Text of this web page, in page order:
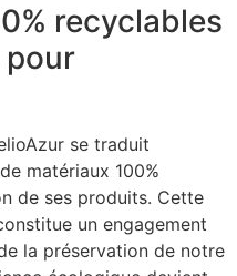
recyclables
pour
se traduit
matériaux 100%
de ses produits. Cette
un engagement
la préservation de notre